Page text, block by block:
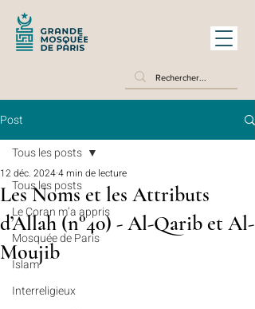
Post
Tous les posts
Le Coran m’a appris
Mosquée de Paris
Islam
Interreligieux
Tous les posts
Les Noms et les Attributs
d’Allah (n°40) - Al-Qarib et Al-
Moujib
12 déc. 20244 min de lecture